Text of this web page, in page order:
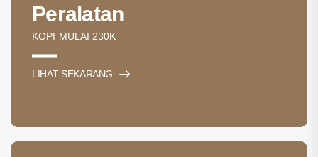
Peralatan
KOPI MULAI 230K
LIHAT SEKARANG